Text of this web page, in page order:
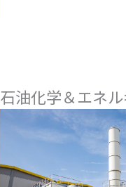
石油化学＆エネ